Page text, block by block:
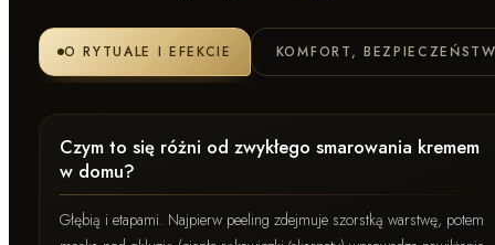
O RYTUALE I EFEKCIE KOMFORT,
Czym to się różni od zwykłego smarowania kremem
w domu?
Głębią i etapami. Najpierw peeling zdejmuje szorstką warstwę, potem